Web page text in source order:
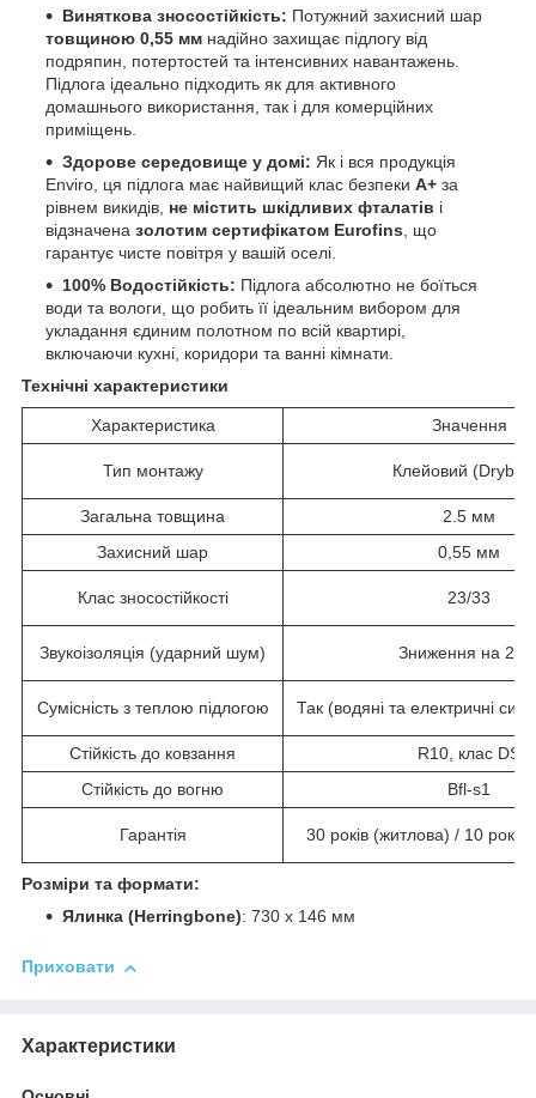
Виняткова зносостійкість: Потужний захисний шар
товщиною 0,55 мм надійно захищає підлогу від
подряпин, потертостей та інтенсивних навантажень.
Підлога ідеально підходить як для активного
домашнього використання, так і для комерційних
приміщень.
Здорове середовище у домі: Як і вся продукція
Enviro, ця підлога має найвищий клас безпеки A+ за
рівнем викидів, не містить шкідливих фталатів і
відзначена золотим сертифікатом Eurofins, що
гарантує чисте повітря у вашій оселі.
100% Водостійкість: Підлога абсолютно не боїться
води та вологи, що робить її ідеальним вибором для
укладання єдиним полотном по всій квартирі,
включаючи кухні, коридори та ванні кімнати.
Технічні характеристики
Характеристика Значення
Тип монтажу Клейовий
Загальна товщина
2.5 мм
Захисний шар
0,55 мм
Клас зносостійкості 23/33
Звукоізоляція (ударний шум) Зниження на 2
Сумісність з теплою підлогою Так (водяні та електричні
Стійкість до ковзання
R10, клас DS
Стійкість до вогню
Bfl-s1
Гарантія 30 років (житлова) / 10 років
Розміри та формати:
Ялинка (Herringbone): 730 x 146 мм
Приховати
Характеристики